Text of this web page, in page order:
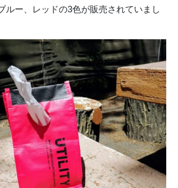
ルー、レッドの3色が販売されていまし